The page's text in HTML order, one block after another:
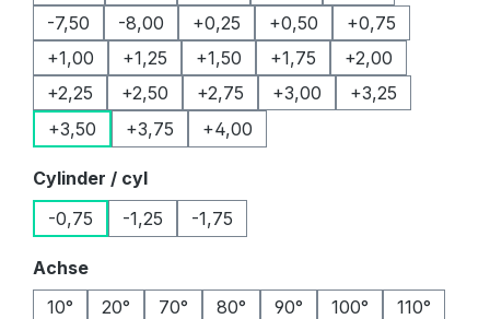
-7,50
-8,00 +0,25 +0,50
+0,75
+1,00
+1,25 +1,50 +1,75
+2,00
+2,25
+2,50 +2,75 +3,00
+3,25
+3,50
+3,75 +4,00
Cylinder / cylauswählen
-0,75
-1,25 -1,75
Achseauswählen
10°
20° 70° 80° 90° 100°
110°